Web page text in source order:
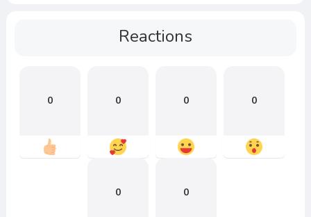
Reactions
0 0 0 0
0 0